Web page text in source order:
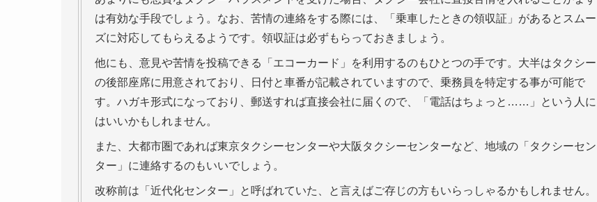
は有効な手段でしょう。なお、苦情の連絡をする際には、「乗車したときの領収証」があるとスムー
ズに対応してもらえるようです。領収証は必ずもらっておきましょう。
他にも、意見や苦情を投稿できる「エコーカード」を利用するのもひとつの手です。大半はタクシー
の後部座席に用意されており、日付と車番が記載されていますので、乗務員を特定する事が可能で
す。ハガキ形式になっており、郵送すれば直接会社に届くので、「電話はちょっと……」という人に
はいいかもしれません。
また、大都市圏であれば東京タクシーセンターや大阪タクシーセンターなど、地域の「タクシーセン
ター」に連絡するのもいいでしょう。
改称前は「近代化センター」と呼ばれていた、と言えばご存じの方もいらっしゃるかもしれません。